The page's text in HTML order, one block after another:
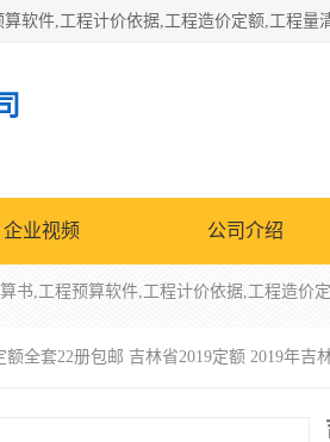
企业视频 公司介绍
额全套22册包邮 吉林省2019定额 2019年吉